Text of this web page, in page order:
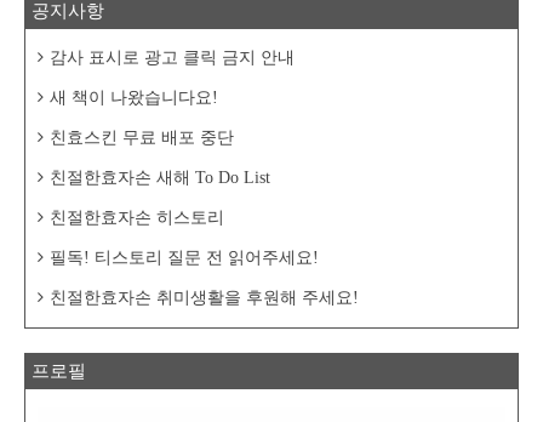
공지사항
감사 표시로 광고 클릭 금지 안내
새 책이 나왔습니다요!
친효스킨 무료 배포 중단
친절한효자손 새해 To Do List
친절한효자손 히스토리
필독! 티스토리 질문 전 읽어주세요!
친절한효자손 취미생활을 후원해 주세요!
프로필